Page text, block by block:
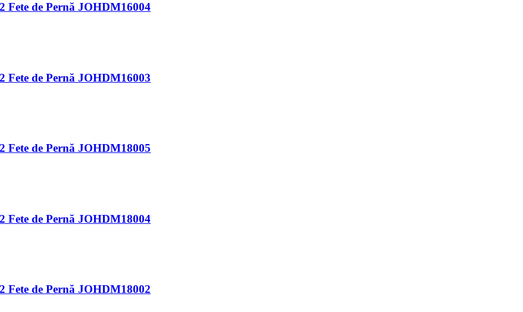
Fete de Pernă JOHDM16004
Fete de Pernă JOHDM16003
Fete de Pernă JOHDM18005
Fete de Pernă JOHDM18004
Fete de Pernă JOHDM18002